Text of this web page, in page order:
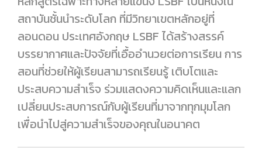
สถาบันชั้นนำระดับโลก ที่มีวิทยาเขตหลักอยู่ที่
ลอนดอน ประเทศอังกฤษ LSBF ได้สร้างสรรค์
บรรยากาศและปัจจัยที่เอื้ออำนวยต่อการเรียน การ
สอนที่ช่วยให้ผู้เรียนสามารถเรียนรู้ เติบโตและ
ประสบความสำเร็จ ร่วมแสดงความคิดเห็นและแลก
เปลี่ยนประสบการณ์กับผู้เรียนที่มาจากทุกมุมโลก
เพื่อนำไปสู่ความสำเร็จของคุณในอนาคต